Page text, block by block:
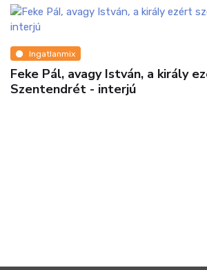
Ingatlanmix
Feke Pál, avagy István, a király
Szentendrét - interjú